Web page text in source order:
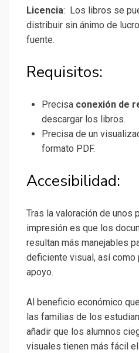
Licencia: Los libros se
distribuir sin ánimo de
fuente.
Requisitos:
Precisa conexión de
descargar los libros.
Precisa de un
formato PDF.
Accesibilidad:
Tras la valoración de
impresión es que los
resultan más manejables
deficiente visual, así como
apoyo.
Al beneficio económico
las familias de los
añadir que los alumnos
visuales tienen más fácil